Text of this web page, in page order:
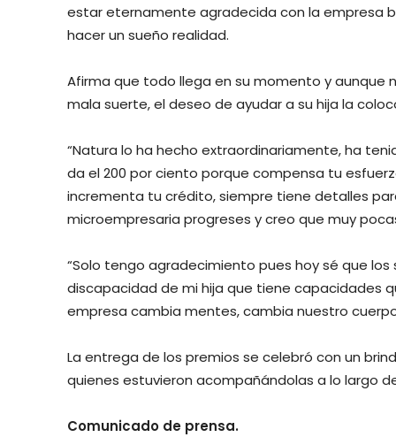
estar eternamente agradecida con la empresa
hacer un sueño realidad.
Afirma que todo llega en su momento y aunque
mala suerte, el deseo de ayudar a su hija la
“Natura lo ha hecho extraordinariamente, ha
da el 200 por ciento porque compensa tu
incrementa tu crédito, siempre tiene detalles
microempresaria progreses y creo que muy
“Solo tengo agradecimiento pues hoy sé que
discapacidad de mi hija que tiene capacidades
empresa cambia mentes, cambia nuestro
La entrega de los premios se celebró con un
quienes estuvieron acompañándolas a lo largo
Comunicado de prensa.